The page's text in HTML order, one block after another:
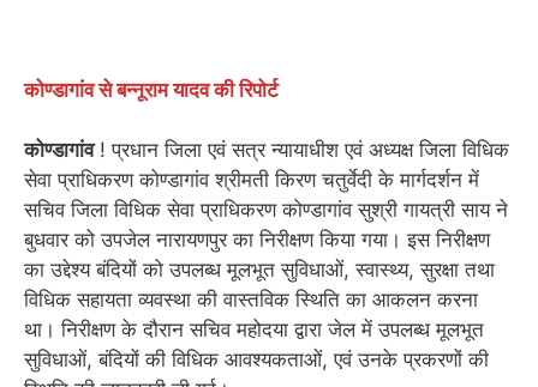
कोण्डागांव से बन्नूराम यादव की रिपोर्ट
कोण्डागांव! प्रधान जिला एवं सत्र न्यायाधीश एवं अध्यक्ष जिला विधिक
सेवा प्राधिकरण कोण्डागांव श्रीमती किरण चतुर्वेदी के मार्गदर्शन में
सचिव जिला विधिक सेवा प्राधिकरण कोण्डागांव सुश्री गायत्री साय ने
बुधवार को उपजेल नारायणपुर का निरीक्षण किया गया। इस निरीक्षण
का उद्देश्य बंदियों को उपलब्ध मूलभूत सुविधाओं, स्वास्थ्य, सुरक्षा तथा
विधिक सहायता व्यवस्था की वास्तविक स्थिति का आकलन करना
था। निरीक्षण के दौरान सचिव महोदया द्वारा जेल में उपलब्ध मूलभूत
सुविधाओं, बंदियों की विधिक आवश्यकताओं, एवं उनके प्रकरणों की